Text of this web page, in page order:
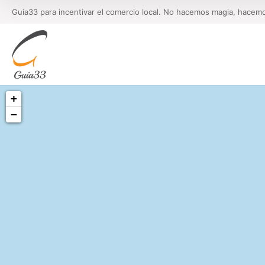
Guia33 para incentivar el comercio local. No hacemos magia,
+
−